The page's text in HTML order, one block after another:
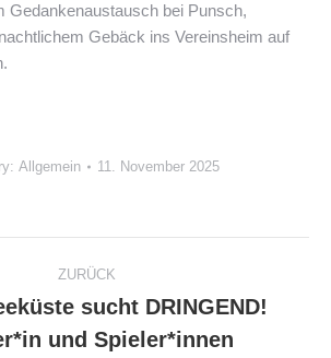
Gedankenaustausch bei Punsch,
Gebäck ins Vereinsheim auf
Allgemein 11. November 2025
ZURÜCK
Beitrag:
sucht DRINGEND!
und Spieler*innen